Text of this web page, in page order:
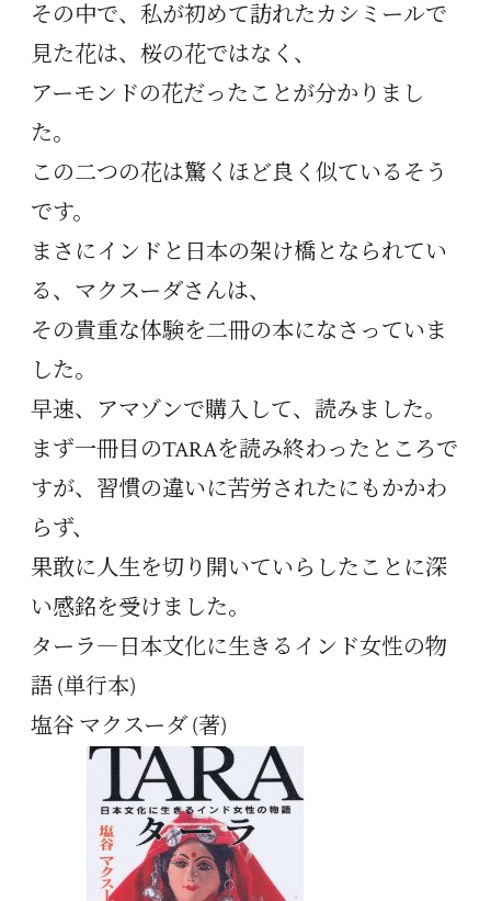
その中で、私が初めて訪れたカシミールで
見た花は、桜の花ではなく、
アーモンドの花だったことが分かりまし
た。
この二つの花は驚くほど良く似ているそう
です。
まさにインドと日本の架け橋となられてい
る、マクスーダさんは、
その貴重な体験を二冊の本になさっていま
した。
早速、アマゾンで購入して、読みました。
まず一冊目のTARAを読み終わったところで
すが、習慣の違いに苦労されたにもかかわ
らず、
果敢に人生を切り開いていらしたことに深
い感銘を受けました。
ターラ―日本文化に生きるインド女性の物
語 (単行本)
塩谷 マクスーダ (著)